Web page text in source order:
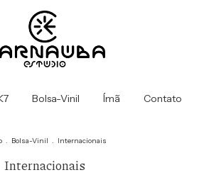
Bolsa-Vinil Ímã Contato
. Bolsa-Vinil . Internacionais
Internacionais